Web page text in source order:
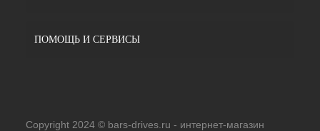
ПОМОЩЬ И СЕРВИСЫ
Copyright 2024 © bars-drives.ru - интернет-магазин